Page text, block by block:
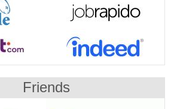
Friends